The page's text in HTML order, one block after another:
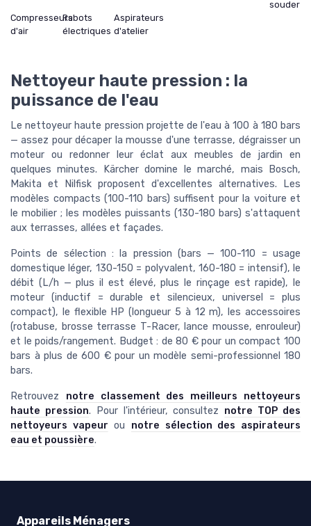
souder
Compresseurs
d'air
Rabots
électriques
Aspirateurs
d'atelier
Nettoyeur haute pression : la
puissance de l'eau
Le nettoyeur haute pression projette de l'eau à 100 à 180 bars
— assez pour décaper la mousse d'une terrasse, dégraisser un
moteur ou redonner leur éclat aux meubles de jardin en
quelques minutes. Kärcher domine le marché, mais Bosch,
Makita et Nilfisk proposent d'excellentes alternatives. Les
modèles compacts (100-110 bars) suffisent pour la voiture et
le mobilier ; les modèles puissants (130-180 bars) s'attaquent
aux terrasses, allées et façades.
Points de sélection : la pression (bars — 100-110 = usage
domestique léger, 130-150 = polyvalent, 160-180 = intensif), le
débit (L/h — plus il est élevé, plus le rinçage est rapide), le
moteur (inductif = durable et silencieux, universel = plus
compact), le flexible HP (longueur 5 à 12 m), les accessoires
(rotabuse, brosse terrasse T-Racer, lance mousse, enrouleur)
et le poids/rangement. Budget : de 80 € pour un compact 100
bars à plus de 600 € pour un modèle semi-professionnel 180
bars.
Retrouvez notre classement des meilleurs nettoyeurs
haute pression. Pour l'intérieur, consultez notre TOP des
nettoyeurs vapeur ou notre sélection des aspirateurs
eau et poussière.
Appareils Ménagers